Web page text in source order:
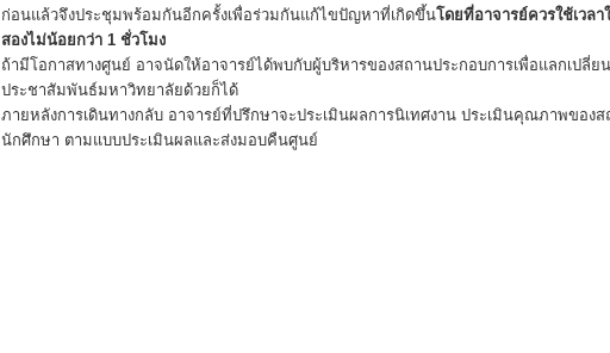
ก่อนแล้วจึงประชุมพร้อมกันอีกครั้งเพื่อร่วมกันแก้ไขปัญหาที่เกิดขึ้นโดยที่อาจารย์ควรใช้เวล
สองไม่น้อยกว่า 1 ชั่วโมง
ถ้ามีโอกาสทางศูนย์ อาจนัดให้อาจารย์ได้พบกับผู้บริหารของสถานประกอบการเพื่อแลกเปลี่ย
ประชาสัมพันธ์มหาวิทยาลัยด้วยก็ได้
ภายหลังการเดินทางกลับ อาจารย์ที่ปรึกษาจะประเมินผลการนิเทศงาน ประเมินคุณภาพของส
นักศึกษา ตามแบบประเมินผลและส่งมอบคืนศูนย์